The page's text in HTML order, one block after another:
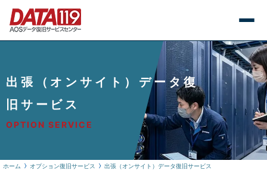
出張（オンサイト）データ復
旧サービス
OPTION SERVICE
ホーム オプション復旧サービス 出張（オンサイト）データ復旧サービス